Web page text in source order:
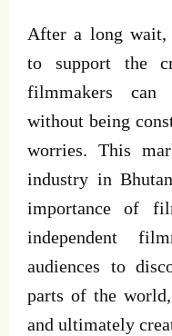
After a long wait,
to support the
filmmakers can
without being
worries. This
industry in
importance of
independent
audiences to
parts of the
and ultimately